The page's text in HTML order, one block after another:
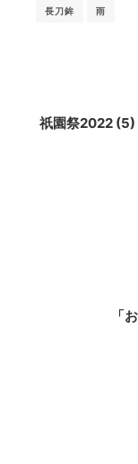
長刀鉾 雨
祇園祭2022 (5)
「